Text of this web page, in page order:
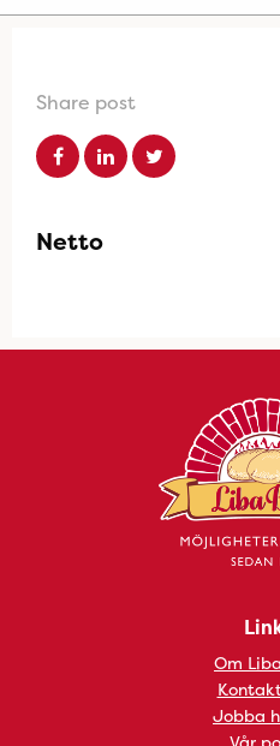
Share post
Netto
Om
Jobba